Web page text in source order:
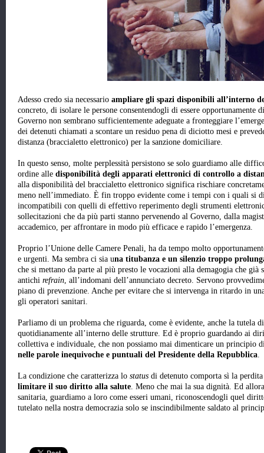
Adesso credo sia necessario ampliare gli spazi disponibili all’interno
concreto, di isolare le persone consentendogli di essere
Governo non sembrano sufficientemente adeguate a fronteggiare
dei detenuti chiamati a scontare un residuo pena di diciotto mesi e
distanza (braccialetto elettronico) per la sanzione domiciliare.
In questo senso, molte perplessità persistono se solo guardiamo alle
ordine alle disponibilità degli apparati elettronici di controllo a
alla disponibilità del braccialetto elettronico significa rischiare
meno nell’immediato. È fin troppo evidente come i tempi con i quali si
incompatibili con quelli di effettivo reperimento degli strumenti
sollecitazioni che da più parti stanno pervenendo al Governo, dalla
accademico, per affrontare in modo più efficace e rapido l’emergenza.
Proprio l’Unione delle Camere Penali, ha da tempo molto
e urgenti. Ma sembra ci sia una titubanza e un silenzio troppo
che si mettano da parte al più presto le vocazioni alla demagogia che già
antichi refrain, all’indomani dell’annunciato decreto. Servono
piano di prevenzione. Anche per evitare che si intervenga in ritardo in
gli operatori sanitari.
Parliamo di un problema che riguarda, come è evidente, anche la tutela
quotidianamente all’interno delle strutture. Ed è proprio guardando ai
collettiva e individuale, che non possiamo mai dimenticare un principio
nelle parole inequivoche e puntuali del Presidente della Repubblica.
La condizione che caratterizza lo status di detenuto comporta sì la
limitare il suo diritto alla salute. Meno che mai la sua dignità. Ed
sanitaria, guardiamo a loro come esseri umani, riconoscendogli quel
tutelato nella nostra democrazia solo se inscindibilmente saldato al